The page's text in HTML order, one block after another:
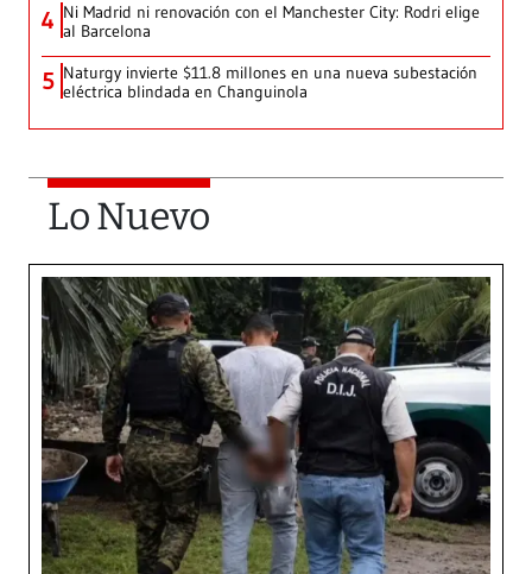
4 Ni Madrid ni renovación con el Manchester City: Rodri elige
al Barcelona
5 Naturgy invierte $11.8 millones en una nueva subestación
eléctrica blindada en Changuinola
Lo Nuevo